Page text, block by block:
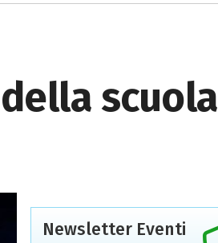
scuola
Newsletter Eventi